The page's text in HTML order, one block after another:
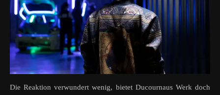
Die Reaktion verwundert wenig, bietet Ducournaus Werk doch